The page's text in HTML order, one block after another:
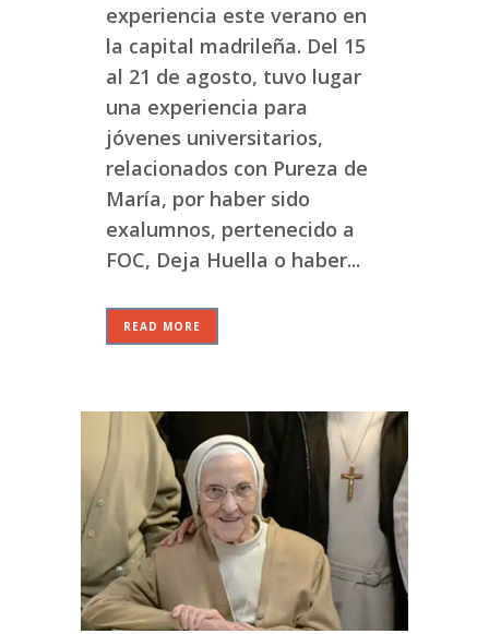
experiencia este verano en
la capital madrileña. Del 15
al 21 de agosto, tuvo lugar
una experiencia para
jóvenes universitarios,
relacionados con Pureza de
María, por haber sido
exalumnos, pertenecido a
FOC, Deja Huella o haber...
READ MORE